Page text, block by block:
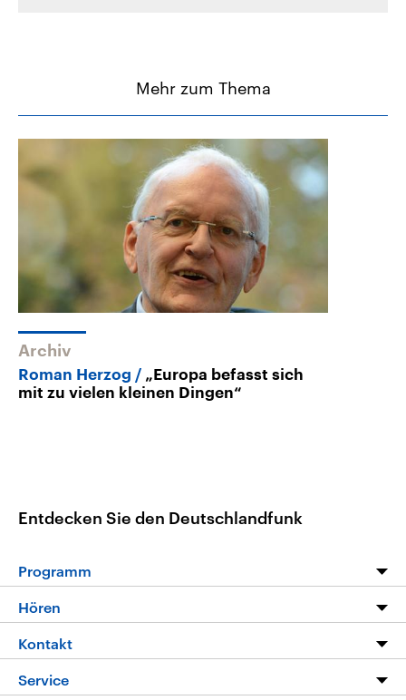
Mehr zum Thema
Archiv
Roman Herzog
„Europa befasst sich
mit zu vielen kleinen Dingen“
Entdecken Sie den Deutschlandfunk
Programm
Die Nachrichten
Nachrichtenleicht
Hören
Livestream
Podcasts
Kontakt
Service